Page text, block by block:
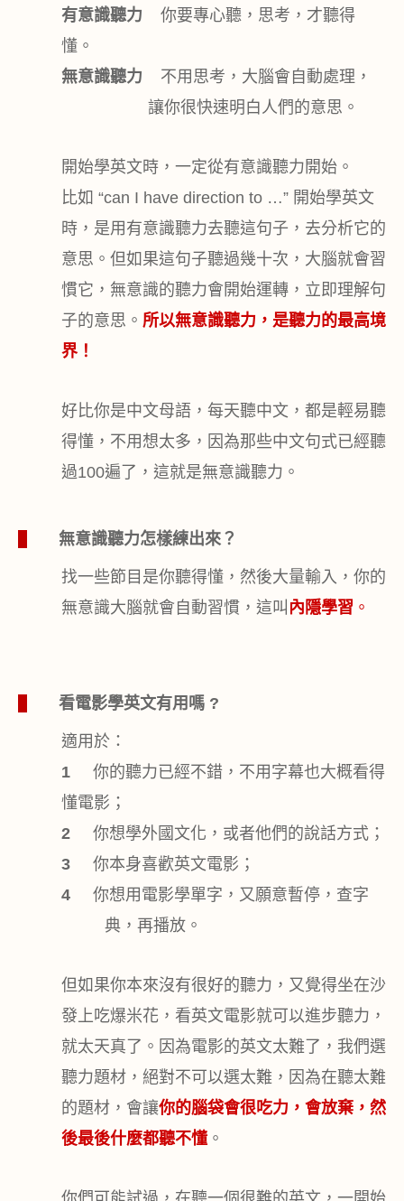
有意識聽力
你要專心聽，思考，才聽得
懂。
無意識聽力
不用思考，大腦會自動處理，
讓你很快速明白人們的意思。
開始學英文時，一定從有意識聽力開始。
比如 “can I have direction to …” 開始學英文
時，是用有意識聽力去聽這句子，去分析它的
意思。但如果這句子聽過幾十次，大腦就會習
慣它，無意識的聽力會開始運轉，立即理解句
子的意思。 所以無意識聽力，是聽力的最高境
界！
好比你是中文母語，每天聽中文，都是輕易聽
得懂，不用想太多，因為那些中文句式已經聽
過100遍了，這就是無意識聽力。
無意識聽力怎樣練出來？
找一些節目是你聽得懂，然後大量輸入，你的
無意識大腦就會自動習慣，這叫 內隱學習 。
看電影學英文有用嗎 ?
適用於：
1
你的聽力已經不錯，不用字幕也大概看得
懂電影；
2
你想學外國文化，或者他們的說話方式；
3
你本身喜歡英文電影；
4
你想用電影學單字，又願意暫停，查字
典，再播放。
但如果你本來沒有很好的聽力，又覺得坐在沙
發上吃爆米花，看英文電影就可以進步聽力，
就太天真了。因為電影的英文太難了，我們選
聽力題材，絕對不可以選太難，因為在聽太難
的題材，會讓你的腦袋會很吃力，會放棄，然
後最後什麼都聽不懂 。